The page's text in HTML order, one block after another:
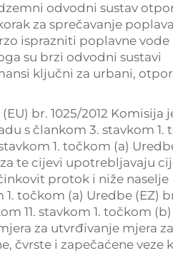
odvodni sustav
za sprečavanje
isprazniti poplavne vode
su brzi odvodni sustavi
ključni za urbani,
br. 1025/2012 Komisija
s člankom 3. stavkom 1.
1. točkom (a)
te cijevi upotrebljavaju
protok i niže naselje
točkom (a) Uredbe (EZ)
11. stavkom 1. točkom
za utvrđivanje mjera za
čvrste i zapečaćene veze